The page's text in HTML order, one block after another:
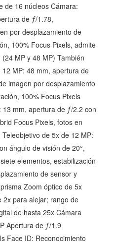
de 16 núcleos Cámara:
de ƒ/1.78,
por desplazamiento de
100% Focus Pixels, admite
MP y 48 MP) También
MP: 48 mm, apertura de
imagen por desplazamiento
100% Focus Pixels
mm, apertura de ƒ/2.2 con
Focus Pixels, fotos en
de 5x de 12 MP:
ángulo de visión de 20°,
elementos, estabilización
de sensor y
Zoom óptico de 5x
2x para alejar; rango de
de hasta 25x Cámara
Apertura de ƒ/1.9
Face ID: Reconocimiento